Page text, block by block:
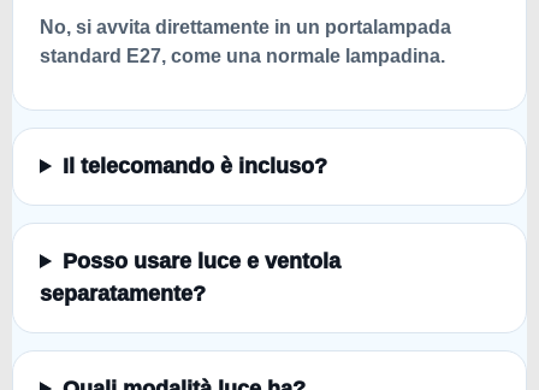
No, si avvita direttamente in un portalampada
standard E27, come una normale lampadina.
Il telecomando è incluso?
Posso usare luce e ventola
separatamente?